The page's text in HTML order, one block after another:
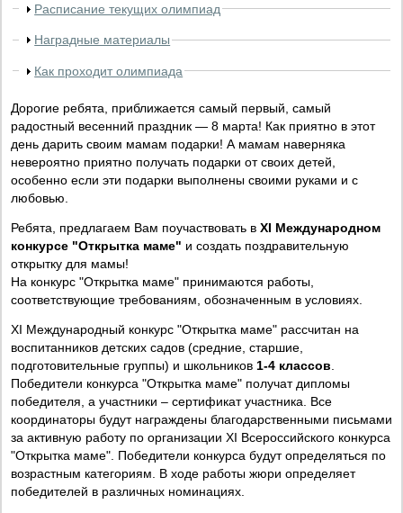
Расписание текущих олимпиад
Наградные материалы
Как проходит олимпиада
Дорогие ребята, приближается самый первый, самый
радостный весенний праздник — 8 марта! Как приятно в этот
день дарить своим мамам подарки! А мамам наверняка
невероятно приятно получать подарки от своих детей,
особенно если эти подарки выполнены своими руками и с
любовью.
Ребята, предлагаем Вам поучаствовать в XI Международном
конкурсе "Открытка маме" и создать поздравительную
открытку для мамы!
На конкурс "Открытка маме" принимаются работы,
соответствующие требованиям, обозначенным в условиях.
XI Международный конкурс "Открытка маме" рассчитан на
воспитанников детских садов (средние, старшие,
подготовительные группы) и школьников 1-4 классов
Победители конкурса "Открытка маме" получат дипломы
победителя, а участники – сертификат участника. Все
координаторы будут награждены благодарственными письмами
за активную работу по организации XI Всероссийского конкурса
"Открытка маме". Победители конкурса будут определяться по
возрастным категориям. В ходе работы жюри определяет
победителей в различных номинациях.